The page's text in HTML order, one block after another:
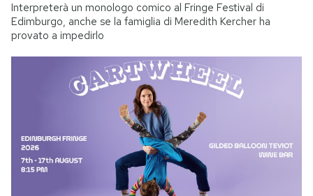
Interpreterà un monologo comico al Fringe Festival di
Edimburgo, anche se la famiglia di Meredith Kercher ha
provato a impedirlo